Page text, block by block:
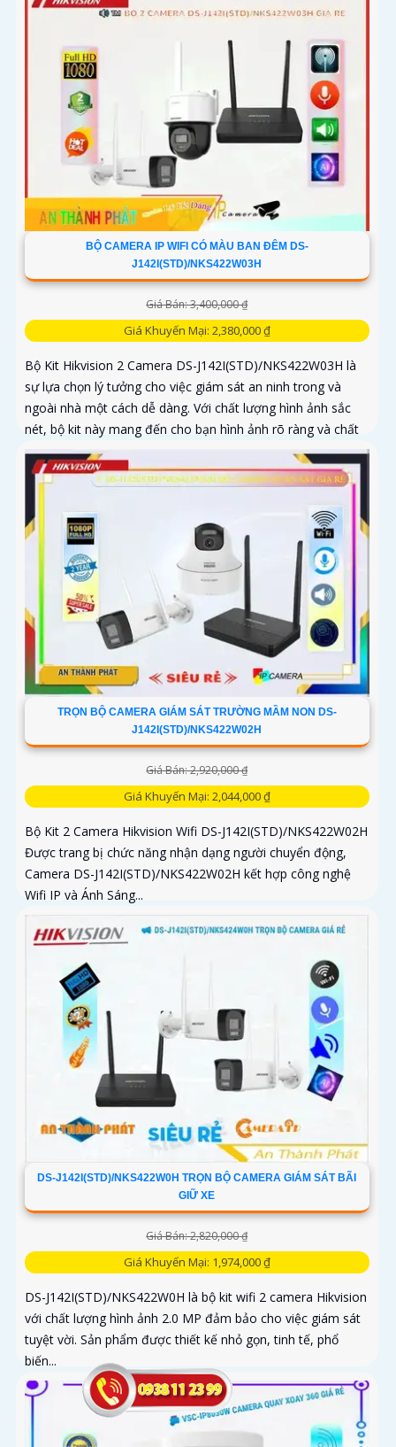
BỘ CAMERA IP WIFI CÓ MÀU BAN ĐÊM DS-
J142I(STD)/NKS422W03H
Giá Bán: 3,400,000 ₫
Giá Khuyến Mại: 2,380,000 ₫
Bộ Kit Hikvision 2 Camera DS-J142I(STD)/NKS422W03H là
sự lựa chọn lý tưởng cho việc giám sát an ninh trong và
ngoài nhà một cách dễ dàng. Với chất lượng hình ảnh sắc
nét, bộ kit này mang đến cho bạn hình ảnh rõ ràng và chất
lượng cao
TRỌN BỘ CAMERA GIÁM SÁT TRƯỜNG MẦM NON DS-
J142I(STD)/NKS422W02H
Giá Bán: 2,920,000 ₫
Giá Khuyến Mại: 2,044,000 ₫
Bộ Kit 2 Camera Hikvision Wifi DS-J142I(STD)/NKS422W02H
Được trang bị chức năng nhận dạng người chuyển động,
Camera DS-J142I(STD)/NKS422W02H kết hợp công nghệ
Wifi IP và Ánh Sáng...
DS-J142I(STD)/NKS422W0H TRỌN BỘ CAMERA GIÁM SÁT BÃI
GIỮ XE
Giá Bán: 2,820,000 ₫
Giá Khuyến Mại: 1,974,000 ₫
DS-J142I(STD)/NKS422W0H là bộ kit wifi 2 camera Hikvision
với chất lượng hình ảnh 2.0 MP đảm bảo cho việc giám sát
tuyệt vời. Sản phẩm được thiết kế nhỏ gọn, tinh tế, phổ
biến...